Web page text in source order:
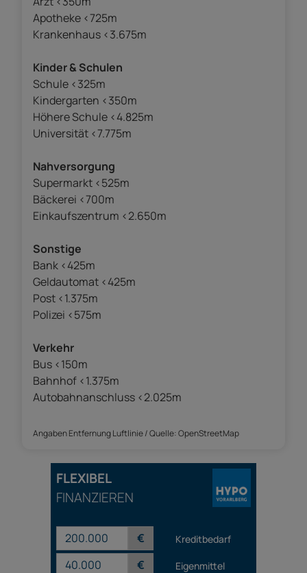
Apotheke <725m
Krankenhaus <3.675m
Kinder & Schulen
Schule <325m
Kindergarten <350m
Höhere Schule <4.825m
Universität <7.775m
Nahversorgung
Supermarkt <525m
Bäckerei <700m
Einkaufszentrum <2.650m
Sonstige
Bank <425m
Geldautomat <425m
Post <1.375m
Polizei <575m
Verkehr
Bus <150m
Bahnhof <1.375m
Autobahnanschluss <2.025m
Angaben Entfernung Luftlinie / Quelle: OpenStreetMap
FLEXIBEL
FINANZIEREN
€ Kreditbedarf
€
Eigenmittel